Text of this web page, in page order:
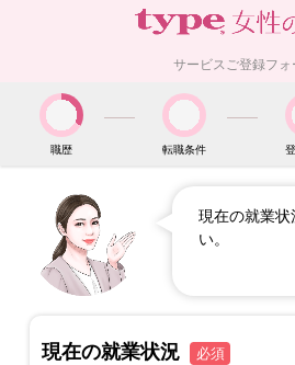
サービスご登録フォ
職歴 転職条件
現在の就業状
い。
現在の就業状況 必須